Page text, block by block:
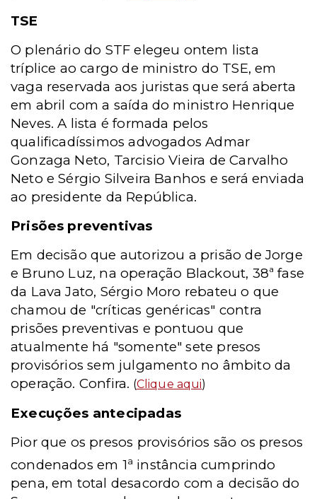
TSE
O plenário do STF elegeu ontem lista
tríplice ao cargo de ministro do TSE, em
vaga reservada aos juristas que será aberta
em abril com a saída do ministro Henrique
Neves. A lista é formada pelos
qualificadíssimos advogados Admar
Gonzaga Neto, Tarcisio Vieira de Carvalho
Neto e Sérgio Silveira Banhos e será enviada
ao presidente da República.
Prisões preventivas
Em decisão que autorizou a prisão de Jorge
e Bruno Luz, na operação Blackout, 38ª fase
da Lava Jato, Sérgio Moro rebateu o que
chamou de "críticas genéricas" contra
prisões preventivas e pontuou que
atualmente há "somente" sete presos
provisórios sem julgamento no âmbito da
operação. Confira. (Clique aqui)
Execuções antecipadas
Pior que os presos provisórios são os presos
condenados em 1a instância cumprindo
pena, em total desacordo com a decisão do